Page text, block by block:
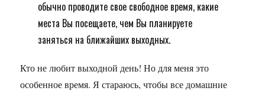
обычно проводите свое свободное время, какие
места Вы посещаете, чем Вы планируете
заняться на ближайших выходных.
Кто не любит выходной день! Но для меня это
особенное время. Я стараюсь, чтобы все домашние